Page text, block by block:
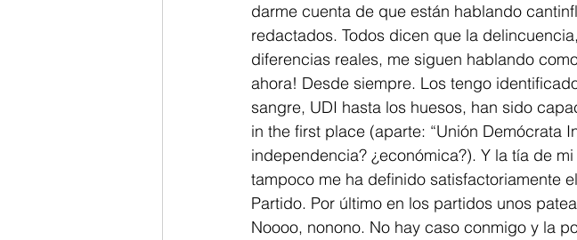
darme cuenta de que están hablando
redactados. Todos dicen que la
diferencias reales, me siguen hablando
ahora! Desde siempre. Los tengo
sangre, UDI hasta los huesos, han sido
in the first place (aparte: “Unión Demócrata
independencia? ¿económica?). Y la tía de
tampoco me ha definido satisfactoriamente
Partido. Por último en los partidos unos
Noooo, nonono. No hay caso conmigo y la